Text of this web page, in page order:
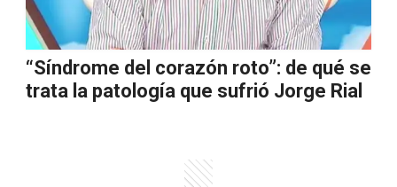
“Síndrome del corazón roto”: de qué se
trata la patología que sufrió Jorge Rial